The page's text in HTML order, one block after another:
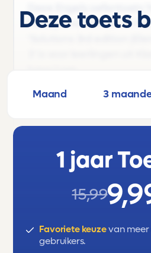
Deze Engels oefentoets
Family and friends' uit
Deze oefentoets
volgende onderwerpen:
possessive, have got,
Deze toets
Maand 3
1 jaar
15,99
Favoriete keuzevan meer
gebruikers.